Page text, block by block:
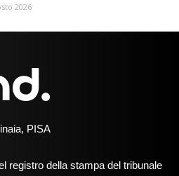
2026
PISA
registro della stampa del tribunale